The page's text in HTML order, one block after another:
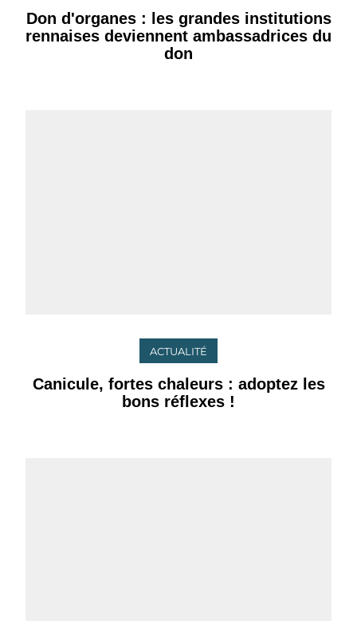
Don d'organes : les grandes institutions
rennaises deviennent ambassadrices du
don
ACTUALITÉ
Canicule, fortes chaleurs : adoptez les
bons réflexes !